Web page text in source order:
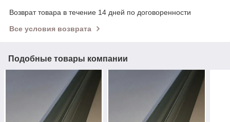
Возврат товара в течение 14 дней по договоренности
Все условия возврата
Подобные товары компании